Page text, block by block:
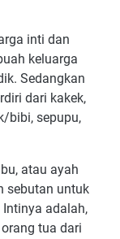
inti dan
keluarga
Sedangkan
dari kakek,
bibi, sepupu,
atau ayah
sebutan untuk
adalah,
tua dari